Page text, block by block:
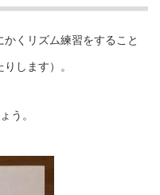
かくリズム練習をすること
します）。
う。